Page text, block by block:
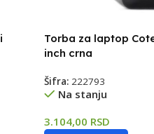
Torba za laptop
inch crna
Šifra:222793
Na stanju
3.104,00 RSD